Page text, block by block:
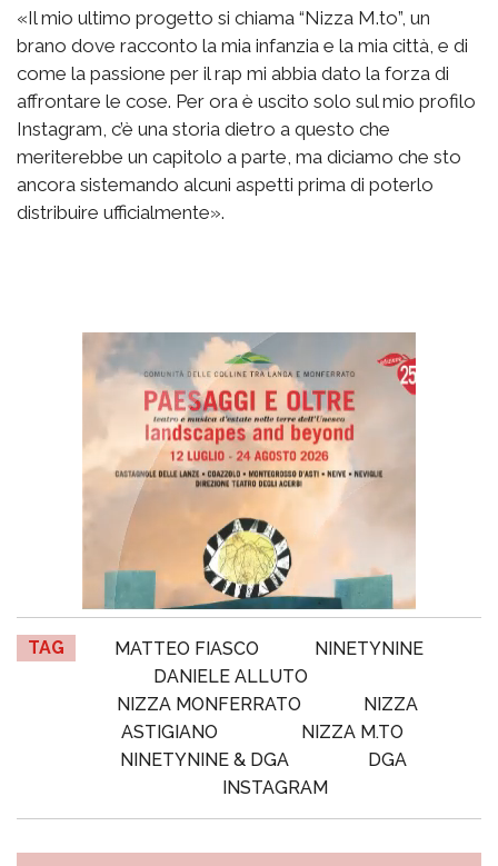
«Il mio ultimo progetto si chiama “Nizza M.to”, un
brano dove racconto la mia infanzia e la mia città, e di
come la passione per il rap mi abbia dato la forza di
affrontare le cose. Per ora è uscito solo sul mio profilo
Instagram, c’è una storia dietro a questo che
meriterebbe un capitolo a parte, ma diciamo che sto
ancora sistemando alcuni aspetti prima di poterlo
distribuire ufficialmente».
TAG MATTEO FIASCO
NINETYNINE
DANIELE ALLUTO
NIZZA MONFERRATO
NIZZA
ASTIGIANO
NIZZA M.TO
NINETYNINE & DGA
DGA
INSTAGRAM